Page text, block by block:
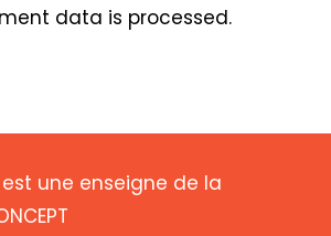
data is processed.
est une enseigne de la